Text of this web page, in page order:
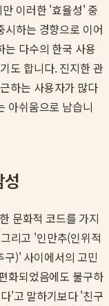
이러한 '효율성' 중
시하는 경향으로 이어
는 다수의 한국 사용
도 합니다. 진지한 관
하는 사용자가 많다
아쉬움으로 남습니
문화적 코드를 가지
리고 '인만추(인위적
)' 사이에서의 고민
화되었음에도 불구하
'고 말하기보다 '친구